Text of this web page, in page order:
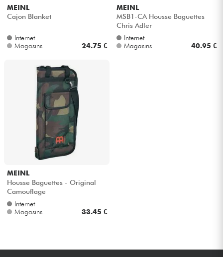
Câbles & Access.
Packs
MEINL
Cajon Blanket
Internet
Magasins
24.75 €
MEINL
MSB1-CA Housse Baguettes
Chris Adler
Internet
Magasins
40.95 €
MEINL
Housse Baguettes - Original
Camouflage
Internet
Magasins
33.45 €